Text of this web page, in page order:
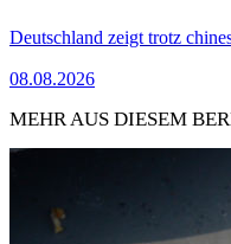
Deutschland zeigt trotz
08.08.2026
MEHR AUS DIESEM